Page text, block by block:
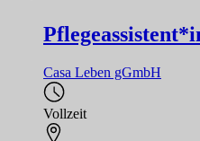
Casa Leben gGmbH
Vollzeit